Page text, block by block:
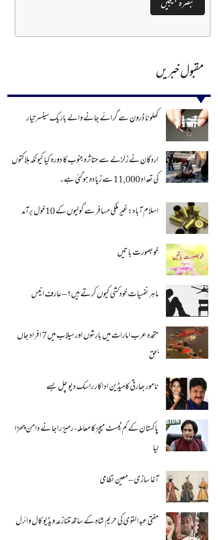
مقبول خبریں
کھلونا ڈرون سے گرائے جانے والے باریک سینسر تیار
اردگان نے زلزلے سے متاثرہ جنوب کا دورہ کیا کیونکہ ہلاکتوں
کی تعداد 11,000 سے زیادہ ہو گئی ہے۔
اسلام آباد: غیرملکی مسافر سے گولیوں کے 10خول برآمد
خوبصورت باتیں
ماہر نفسیات خودکشی کیوں کرتے ہیں؟ – عارف انیس
متحدہ عرب امارات میں بارشوں اور سیلاب میں 7 افراد جاں
بحق
نامور بھارتی کامیڈین اداکار راسک دیو چل بسے
پاکستان کے کم ٹیسٹ میچز کا معاملہ، رمیز راجا نے دامن چھڑا
لیا
آغا سازی – معین نظامی
مفتی عبدالقوی کی حریم شاہ کے ساتھ متنازعہ ویڈیو کال وائرل